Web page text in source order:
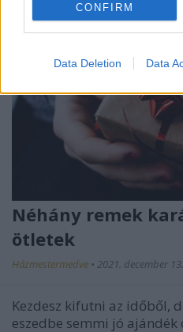
CONFIRM
Data Deletion Data
Néhány remek
ötletek
Házmestermedve • 2021. december 13.
Kezdesz kifutni az időből,
eszedbe semmi jó ajándék